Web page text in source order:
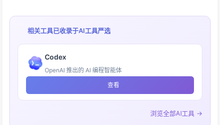
相关工具已收录于AI工具严选
Codex
OpenAI 推出的 AI 编程智能体
查看
浏览全部AI工具 →